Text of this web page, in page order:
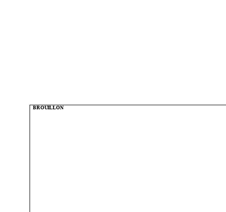
BROUILLON